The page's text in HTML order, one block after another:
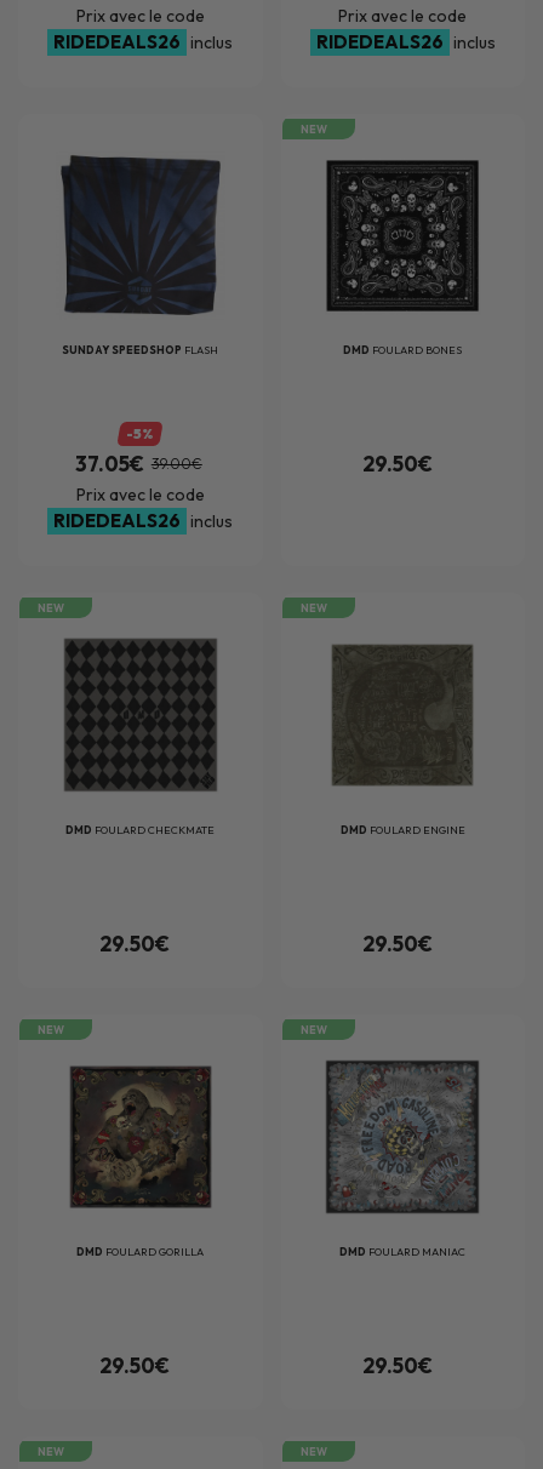
Prix avec le code
RIDEDEALS26 inclus
Prix avec le code
RIDEDEALS26 inclus
SUNDAY SPEEDSHOP FLASH
-5%
37.05€ 39.00€
Prix avec le code
RIDEDEALS26 inclus
NEW
DMD FOULARD BONES
29.50€
NEW
DMD FOULARD CHECKMATE
29.50€
NEW
DMD FOULARD ENGINE
29.50€
NEW
DMD FOULARD GORILLA
29.50€
NEW
DMD FOULARD MANIAC
29.50€
NEW NEW